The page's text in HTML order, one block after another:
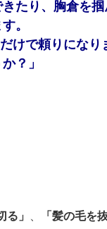
たり、胸倉を掴
。
けで頼りになり
？」
る」 「髪の毛を